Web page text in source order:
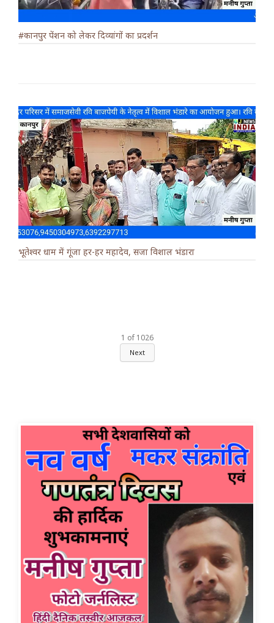
#कानपुर पेंशन को लेकर दिव्यांगों का प्रदर्शन
भूतेश्वर धाम में गूंजा हर-हर महादेव, सजा विशाल भंडारा
1 of 1026
Next